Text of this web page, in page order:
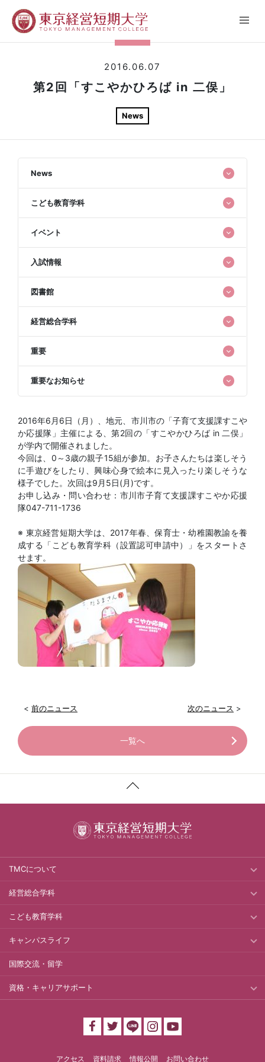
2016.06.07
第2回「すこやかひろば in 二俣」
News
News
こども教育学科
イベント
入試情報
図書館
経営総合学科
重要
重要なお知らせ
2016年6月6日（月）、地元、市川市の「子育て支援課すこや
か応援隊」主催による、第2回の「すこやかひろば in 二俣」
が学内で開催されました。
今回は、0～3歳の親子15組が参加。お子さんたちは楽しそう
に手遊びをしたり、興味心身で絵本に見入ったり楽しそうな
様子でした。次回は9月5日(月)です。
お申し込み・問い合わせ：市川市子育て支援課すこやか応援
隊047-711-1736
※ 東京経営短期大学は、2017年春、保育士・幼稚園教諭を養
成する「こども教育学科（設置認可申請中）」をスタートさ
せます。
< 前のニュース 次のニュース >
一覧へ
TMCについて
経営総合学科
こども教育学科
キャンパスライフ
国際交流・留学
資格・キャリアサポート
アクセス 資料請求 情報公開 お問い合わせ